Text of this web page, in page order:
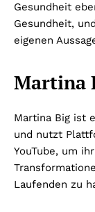
Gesundheit
Gesundheit,
eigenen
Martina
Martina Big ist
und nutzt
YouTube, um
Laufenden zu